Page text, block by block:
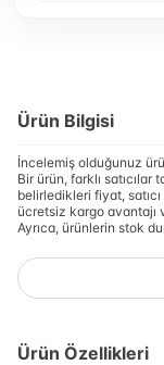
Ürün Bilgisi
İncelemiş olduğunuz
Bir ürün, farklı satıcılar
belirledikleri fiyat,
ücretsiz kargo avantajı
Ayrıca, ürünlerin stok
Ürün Özellikleri